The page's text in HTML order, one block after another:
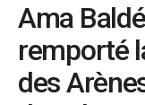
Ama
remporté
des